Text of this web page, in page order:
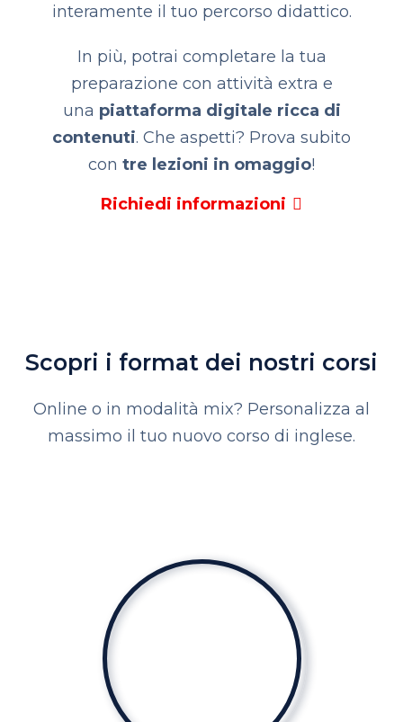
interamente il tuo percorso didattico.
In più, potrai completare la tua
preparazione con attività extra e
una piattaforma digitale ricca di
contenuti. Che aspetti? Prova subito
con tre lezioni in omaggio!
Richiedi informazioni
Scopri i format dei nostri corsi
Online o in modalità mix? Personalizza al
massimo il tuo nuovo corso di inglese.